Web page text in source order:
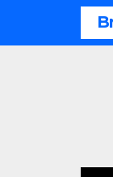
massage